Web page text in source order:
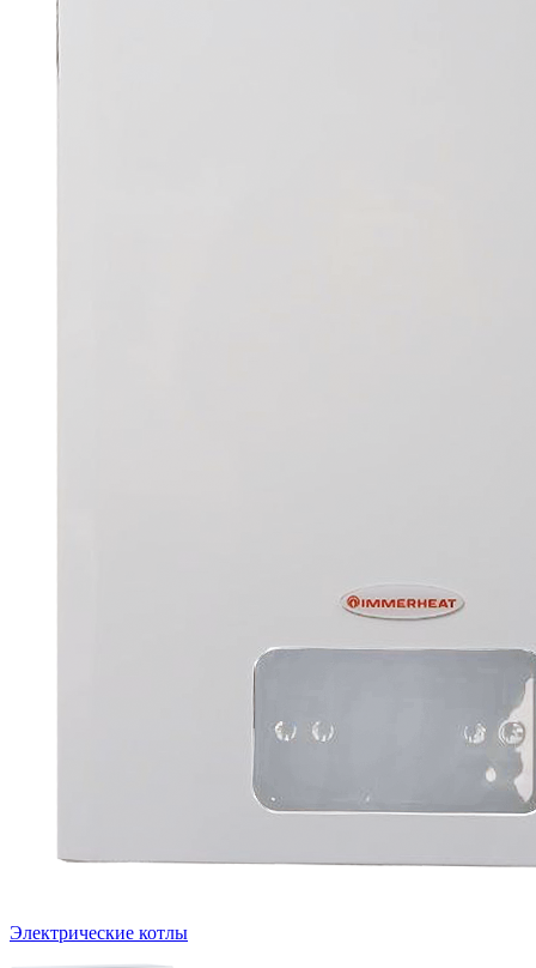
Электрические котлы